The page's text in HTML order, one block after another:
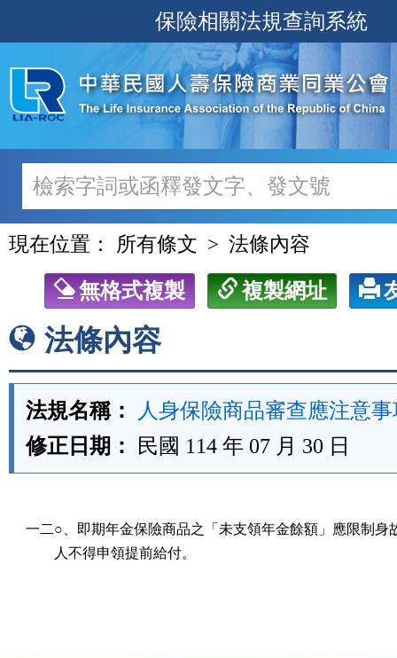
至
主
內
容
保險相關法規查詢系統
現在位置： 所有條文 法條內容
無格式複製 複製網址
法條內容
法規名稱：
人身保險商品審查應注意
修正日期：
民國 114 年 07 月 30 日
一二○、即期年金保險商品之「未支領年金餘額」應限制身
        人不得申領提前給付。